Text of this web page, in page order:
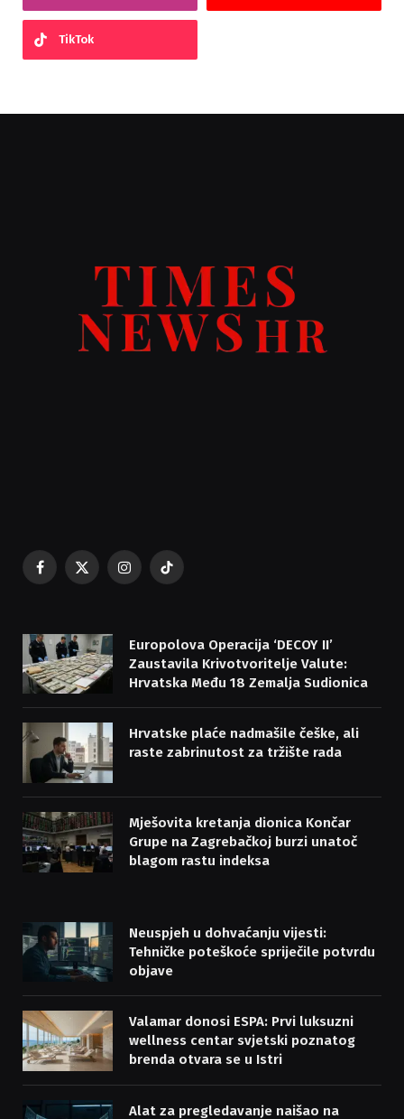
TikTok
Facebook
X
Instagram
TikTok
Europolova Operacija ‘DECOY II’
Zaustavila Krivotvoritelje Valute:
Hrvatska Među 18 Zemalja Sudionica
Hrvatske plaće nadmašile češke, ali
raste zabrinutost za tržište rada
Mješovita kretanja dionica Končar
Grupe na Zagrebačkoj burzi unatoč
blagom rastu indeksa
Neuspjeh u dohvaćanju vijesti:
Tehničke poteškoće spriječile potvrdu
objave
Valamar donosi ESPA: Prvi luksuzni
wellness centar svjetski poznatog
brenda otvara se u Istri
Alat za pregledavanje naišao na